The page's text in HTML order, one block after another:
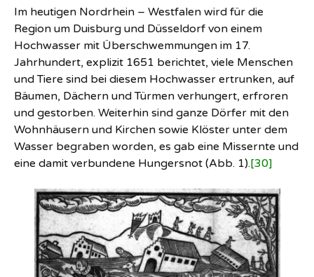
Im heutigen Nordrhein – Westfalen wird für die
Region um Duisburg und Düsseldorf von einem
Hochwasser mit Überschwemmungen im 17.
Jahrhundert, explizit 1651 berichtet, viele Menschen
und Tiere sind bei diesem Hochwasser ertrunken, auf
Bäumen, Dächern und Türmen verhungert, erfroren
und gestorben. Weiterhin sind ganze Dörfer mit den
Wohnhäusern und Kirchen sowie Klöster unter dem
Wasser begraben worden, es gab eine Missernte und
eine damit verbundene Hungersnot (Abb. 1).[30]